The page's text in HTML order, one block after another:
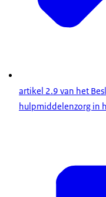
artikel 2.9 van het
hulpmiddelenzorg in